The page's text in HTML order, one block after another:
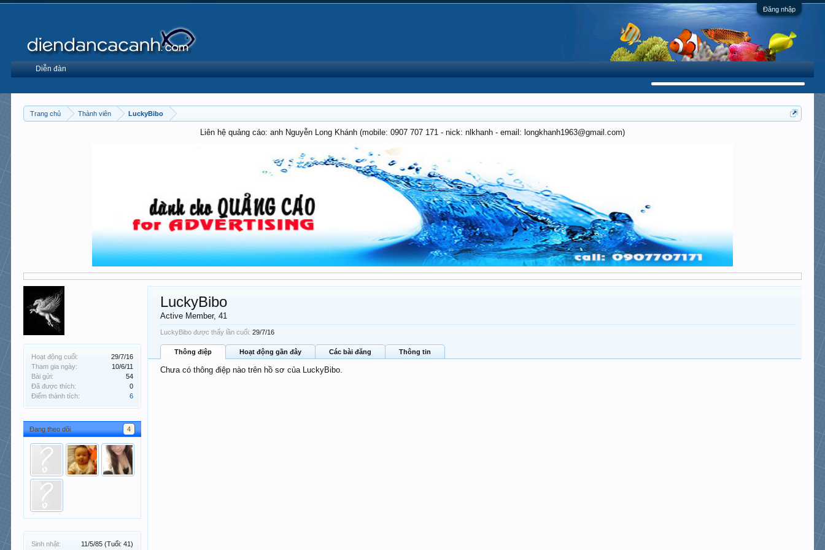
Đăng nhập
Trang chủ Thành viên LuckyBibo
Liên hệ quảng cáo: anh Nguyễn Long Khánh (mobile: 0907 707 171 - nick: nlkhanh - email: longkhanh1963@gmail.com)
Hoạt động cuối:
29/7/16
Tham gia ngày:
10/6/11
Bài gửi:
54
Đã được thích:
0
Điểm thành tích:
6
Đang theo dõi 4
Sinh nhật: 11/5/85 (Tuổi: 41)
LuckyBibo
Active Member, 41
LuckyBibo được thấy lần cuối: 29/7/16
Thông điệp Hoạt động gần đây Các bài đăng Thông tin
Chưa có thông điệp nào trên hồ sơ của LuckyBibo.
Diễn đàn